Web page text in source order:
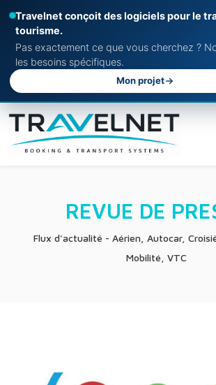
Travelnet conçoit des logiciels pour le
tourisme.
Pas exactement ce que vous cherchez ?
les besoins spécifiques.
Mon projet
REVUE DE
Flux d'actualité - Aérien, Autocar,
Mobilité, VTC